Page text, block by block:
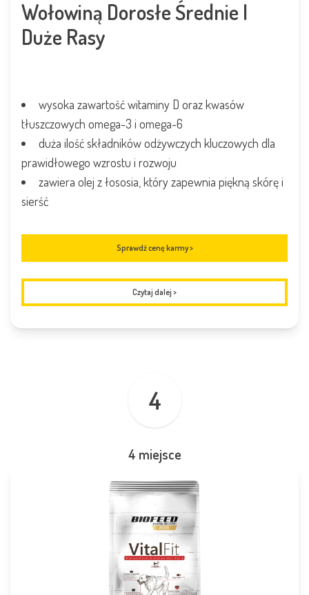
Wołowiną Dorosłe Średnie I
Duże Rasy
wysoka zawartość witaminy D oraz kwasów
tłuszczowych omega-3 i omega-6
duża ilość składników odżywczych kluczowych dla
prawidłowego wzrostu i rozwoju
zawiera olej z łososia, który zapewnia piękną skórę i
sierść
Sprawdź cenę karmy >
Czytaj dalej >
4
4 miejsce